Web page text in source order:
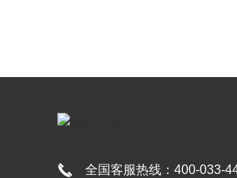
全国客服热线： 400-033-